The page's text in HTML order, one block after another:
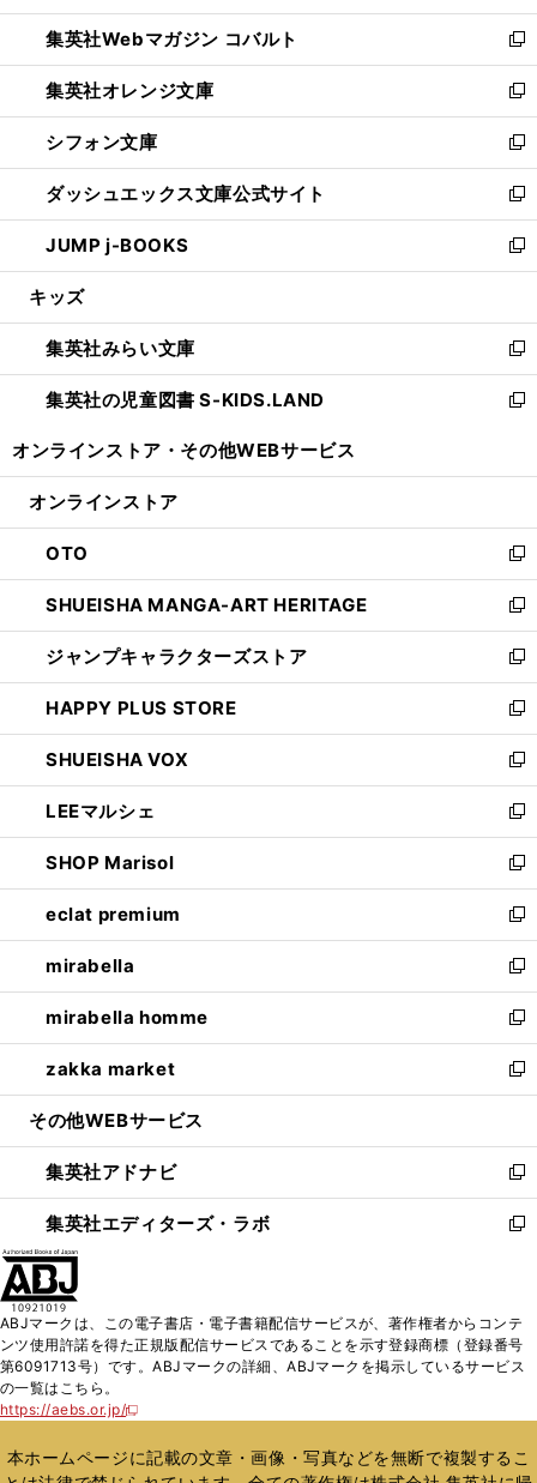
開
く
ウ
で
開
く
ン
ド
ウ
で
開
く
ウ
ィ
ン
ド
ウ
で
開
く
集英社Webマガジン コバルト
新
し
い
ウ
ィ
ン
ド
ウ
で
開
集英社オレンジ文庫
新
し
い
ウ
ィ
ン
ド
ウ
開
く
シフォン文庫
新
し
い
ウ
ィ
ン
ウ
で
開
く
ダッシュエックス文庫公式サイト
新
し
い
ウ
ン
ド
ウ
で
JUMP j-BOOKS
新
し
ウ
ィ
ン
ド
開
キッズ
集英社みらい文庫
新
し
い
ン
ウ
で
開
く
集英社の児童図書 S-KIDS.LAND
新
ウ
ン
ド
ウ
で
開
く
オンラインストア・ その他WEBサービス
オンラインストア
OTO
新
し
い
ウ
ィ
ン
ド
ウ
で
開
く
SHUEISHA MANGA-ART HERITAGE
新
し
い
ウ
ィ
ン
ド
ウ
で
開
く
ジャンプキャラクターズストア
新
し
い
ウ
ィ
ン
ド
ウ
で
開
く
HAPPY PLUS STORE
新
し
い
ウ
ィ
ン
ド
ウ
で
開
く
SHUEISHA VOX
新
し
い
ウ
ィ
ン
ド
ウ
で
開
く
LEEマルシェ
新
し
い
ウ
ィ
ン
ド
ウ
で
開
く
SHOP Marisol
新
し
い
ウ
ィ
ン
ド
ウ
で
開
eclat premium
新
し
い
ウ
ィ
ン
ド
ウ
開
く
mirabella
新
し
い
ウ
ィ
ン
ウ
で
開
く
mirabella homme
新
し
い
ウ
ン
ド
ウ
で
zakka market
新
し
ウ
ィ
ン
ド
く
その他WEBサービス
集英社アドナビ
新
し
い
ド
ウ
で
集英社エディターズ・ラボ
新
ィ
ン
ド
開
ABJマークは、この電子書店・電子書籍配信サービスが、著作権者からコンテ
ンツ使用許諾を得た正規版配信サービスであることを示す登録商標（登録番号
第6091713号）です。ABJマークの詳細、ABJマークを掲示しているサービス
の一覧はこちら。
https://aebs.or.jp/
新
い
ウ
本ホームページに記載の文章・画像・写真などを無断で複製するこ